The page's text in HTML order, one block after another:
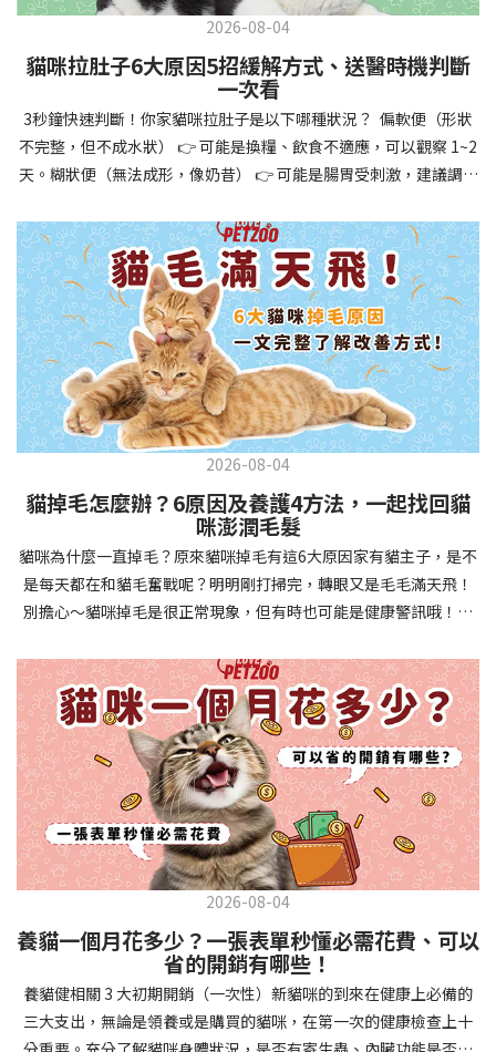
創造更和諧的相處模式。培養社交技能與適應能力及早接觸各種環
境和刺激，能幫助幼犬成長為自信穩定的成犬。適當的社會化訓練
讓牠們學會如何與其他狗狗、動物和人類和平相處，減少恐懼或攻
擊行為。這種適應能力使幼犬未來能從容面對獸醫檢查、美容
salon、寄宿或旅行等各種情境，大大提升生活品質。 訓練幼犬不只
是教會指令，更是塑造性格和習慣的過程！ 透過耐心且一致的訓
練，你不僅能擁有一隻聽話的好狗狗，更能建立起相互尊重的終身
相處中獲得回報狗狗訓練指南，六步驟培養幼犬開始幼犬訓練時，
系統性的方法能帶來最佳效果。從信任建立到習慣養成，每個階段
都至關重要，缺一不可。良好的訓練應循序漸進，把握幼犬成長敏
感期，以積極正向的方式引導。遵循這六個步驟，即使是第一次養
狗的新手，也能輕鬆將調皮的小狗訓練成聽話的好夥伴！建立信任
基礎 幼犬訓練的第一步不是教指令，而是建立信任。剛到新家的幼
犬可能感到緊張不安，給予適當空間適應環境很重要。用溫柔的聲
音交談，提供安全舒適的窩，維持規律的餵食和如廁時間，讓幼犬
感到安心。輕輕撫摸、溫柔擁抱，每天安排固定玩耍時間，這些都
任你後，可開始教導基本指令。從簡單的「坐下」開始，再逐步學
習「趴下」、「等待」和「過來」。每次訓練保持在5-10分鐘內，
避免幼犬注意力分散。使用清晰一致的口令和手勢，成功時立即給
予獎勵和讚美。記住，重複是學習的關鍵，每天多次短時間練習效
果最佳。調整日常行為除了基本指令，幼犬還需學習生活禮儀。如
時立即獎勵。另外要處理的常見問題包括咬人、啃咬家具和亂叫。
每當出現不當行為，給予適當替代品（如咬玩具代替咬手），並在
幼犬選擇正確行為時獎勵，這比責罵更有效。社交化訓練 兩個月大
的幼犬正處於社會化黃金期，這階段的經驗將深刻影響未來性格。
安排幼犬接觸不同人類（包括兒童、戴眼鏡的人、使用拐杖的人
等）、各種動物、交通工具和環境聲音。起初保持在安全、受控的
情境中，逐漸增加複雜度。每次正面社交體驗後給予獎勵，建立幼
犬對新事物的積極態度。進階技巧強化 基礎訓練穩固後，可以進入
更複雜的技巧訓練。這包括遠距離控制、不同干擾下的指令遵從、
多步驟動作等。使用延遲獎勵技巧，讓幼犬學會即使沒有立即獎勵
也能保持良好行為。引入不同環境中的訓練，如公園、寵物店等，
幫助幼犬在各種情境下都能聽從指令。維持良好習慣 成功的訓練不
是一次性的，而是需要持續維護。即使幼犬已經掌握所有技能，也
要定期複習，防止行為退化。將訓練融入日常生活，如出門前的
2026-08-04
貓咪拉肚子6大原因5招緩解方式、送醫時機判斷
一次看
3秒鐘快速判斷！你家貓咪拉肚子是以下哪種狀況？ 偏軟便（形狀
不完整，但不成水狀） 👉 可能是換糧、飲食不適應，可以觀察 1~2
天。糊狀便（無法成形，像奶昔） 👉 可能是腸胃受刺激，建議調整
若超過 24 小時沒改善，建議就醫。血便（帶血絲或黑色糞便） 👉
可能是嚴重腸胃問題，應立即帶去獸醫院！想知道貓咪拉肚子的真
正原因，只要透過 5 個簡單步驟，就能判斷問題嚴重性，決定是否
需要就醫！接下來我們一起來看看該怎麼做吧！🐾 貓咪拉肚子怎麼
辦？5步驟判斷貓咪拉肚子是否需要馬上看醫生貓咪拉肚子的因素與
許多原因有關，更換食物、誤食異物或不乾淨的東西、寄生蟲、其
他疾病。 5 步驟判斷貓咪拉肚子原因，要不要看醫生？當貓咪拉肚
子時，不用慌張！透過以下 5 個步驟，就能快速判斷原因，並決定
是否需要帶去獸醫院。📌 貓咪拉肚子判斷步驟1：觀察糞便的狀態：
糞便質地是關鍵！不同形態代表不同的腸胃狀況📌 貓咪拉肚子判斷
步驟2：回想最近的飲食變化：有沒有突然換飼料或罐頭？ 有沒有吃
到新零食或人類食物？ 是否誤食異物？📌 貓咪拉肚子判斷步驟3：
確認環境與生活作息：最近是否搬家、換貓砂、新成員加入？ 天氣
是否有變化？ 飼主是否長時間外出？📌 貓咪拉肚子判斷步驟4：觀
察貓咪的精神與食慾：貓咪精神好嗎？、食慾是否正常？，可先觀
下降，表示身體狀況不佳，應儘快就醫！📌 貓咪拉肚子判斷步驟5：
檢查是否需要帶去看獸醫 如果拉肚子 1~2 次但精神好、食慾正常，
可以先觀察，如果腹瀉超過 48 小時或水狀腹瀉 + 嗜睡、食慾下降、
嘔吐 應立即就醫。 透過這 5 個步驟，你可以快速判斷貓咪拉肚子的
原因與嚴重程度，確保毛孩的腸胃健康！如果不確定情況，還是建
議讓獸醫檢查，才能安心哦！🐾💖4種高風險群貓咪拉肚子要小心高
風險貓咪包含：幼貓、老貓、懷孕貓、有慢性疾病貓，這些貓咪在
身體狀況出現警訊時要特別注意，如拉肚子次數超過2次以上，就建
議直接尋求獸醫協助。2要訣判斷貓咪拉肚子要不要看醫生 高風險貓
的貓咪，如拉肚子超過2-3天，建議直接尋求獸醫師協助。並記得提
供觀察紀錄給予獸醫師進行專業判斷。貓咪拉肚子但精神很好？如
果飼主有發現貓咪拉肚子的情形，但貓咪的精神很好。有可能與飲
食方便相關，回想是否進食新的食物，或是正進行飼料更換的過
2026-08-04
貓掉毛怎麼辦？6原因及養護4方法，一起找回貓
咪澎潤毛髮
貓咪為什麼一直掉毛？原來貓咪掉毛有這6大原因家有貓主子，是不
是每天都在和貓毛奮戰呢？明明剛打掃完，轉眼又是毛毛滿天飛！
別擔心～貓咪掉毛是很正常現象，但有時也可能是健康警訊哦！以
兩全其美！貓咪掉毛原因1. 皮膚問題貓咪皮膚問題是造成掉毛的常
見兇手！皮膚發炎、感染或是長期搔癢，都會讓貓咪的毛髮失去健
康光澤並大量脫落。常見的皮膚問題包括皮膚黴菌、細菌感染、疥
癬蟲等寄生蟲，甚至是皮膚過度乾燥。如果發現貓咪皮膚有紅腫、
結痂、脫屑或異常氣味，同時伴隨掉毛，建議盡快帶牠看獸醫哦！
貓咪掉毛原因2. 過敏誰說只有人類會過敏？貓咪也會！貓咪可能對
環境中的塵蟎、花粉、清潔劑，甚至是食物中的某些成分產生過敏
反應。過敏症狀不只是打噴嚏、流眼淚，還會引起皮膚搔癢和掉毛
問題。特別是食物過敏，更是常被忽略的掉毛元兇！如果貓咪經常
抓癢或舔舐特定部位，同時伴隨掉毛，很可能是過敏在作怪呢！貓
咪掉毛原因3. 營養不足貓咪的毛髮健康與營養息息相關！當貓咪飲
食中缺乏必要的蛋白質、脂肪酸（尤其是Omega-3和Omega-
6）、維生素或礦物質時，毛髮就會變得乾燥、脆弱，容易斷裂脫
落。長期餵食低品質或不均衡的貓糧，可能使貓咪營養不良，進而
2026-08-04
養貓一個月花多少？一張表單秒懂必需花費、可以
省的開銷有哪些！
養貓健相關 3 大初期開銷（一次性）新貓咪的到來在健康上必備的
三大支出，無論是領養或是購買的貓咪，在第一次的健康檢查上十